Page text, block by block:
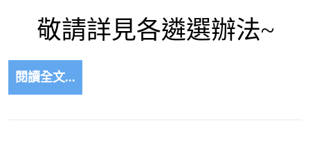
敬請詳見各遴選辦法~
閱讀全文...